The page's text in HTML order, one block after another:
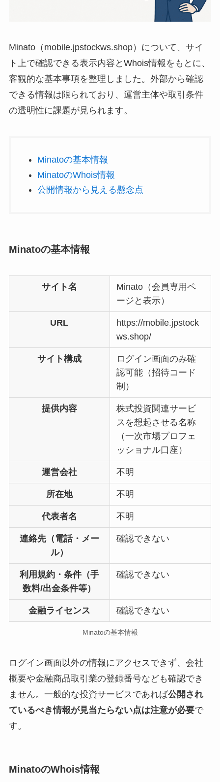
Minato（mobile.jpstockws.shop）について、サイ
ト上で確認できる表示内容とWhois情報をもとに、
客観的な基本事項を整理しました。外部から確認
できる情報は限られており、運営主体や取引条件
の透明性に課題が見られます。
Minatoの基本情報
MinatoのWhois情報
公開情報から見える懸念点
Minatoの基本情報
サイト名
Minato（会員専用ペ
ージと表示）
URL
https://mobile.jpstock
ws.shop/
サイト構成
ログイン画面のみ確
認可能（招待コード
制）
提供内容
株式投資関連サービ
スを想起させる名称
（一次市場プロフェ
ッショナル口座）
運営会社 不明
所在地 不明
代表者名 不明
連絡先（電話・メー
ル）
確認できない
利用規約・条件（手
数料/出金条件等）
確認できない
金融ライセンス 確認できない
Minatoの基本情報
ログイン画面以外の情報にアクセスできず、会社
概要や金融商品取引業の登録番号なども確認でき
ません。一般的な投資サービスであれば公開され
ているべき情報が見当たらない点は注意が必要で
す。
MinatoのWhois情報